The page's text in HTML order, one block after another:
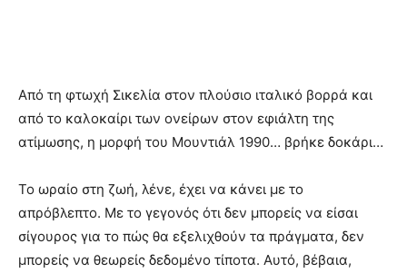
Από τη φτωχή Σικελία στον πλούσιο ιταλικό βορρά και
από το καλοκαίρι των ονείρων στον εφιάλτη της
ατίμωσης, η μορφή του Μουντιάλ 1990… βρήκε δοκάρι…
Το ωραίο στη ζωή, λένε, έχει να κάνει με το
απρόβλεπτο. Με το γεγονός ότι δεν μπορείς να είσαι
σίγουρος για το πώς θα εξελιχθούν τα πράγματα, δεν
μπορείς να θεωρείς δεδομένο τίποτα. Αυτό, βέβαια,